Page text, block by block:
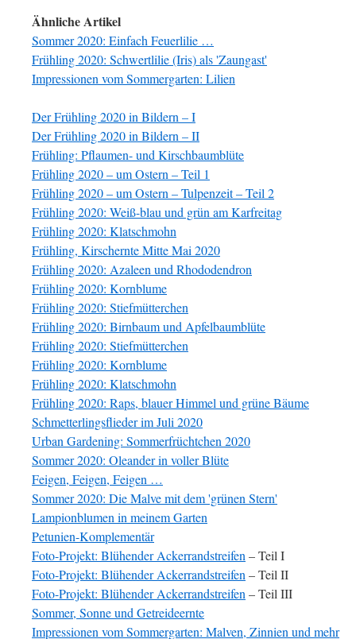
Ähnliche Artikel
Sommer 2020: Einfach Feuerlilie …
Frühling 2020: Schwertlilie (Iris) als 'Zaungast'
Impressionen vom Sommergarten: Lilien
Der Frühling 2020 in Bildern – I
Der Frühling 2020 in Bildern – II
Frühling: Pflaumen- und Kirschbaumblüte
Frühling 2020 – um Ostern – Teil 1
Frühling 2020 – um Ostern – Tulpenzeit – Teil 2
Frühling 2020: Weiß-blau und grün am Karfreitag
Frühling 2020: Klatschmohn
Frühling, Kirschernte Mitte Mai 2020
Frühling 2020: Azaleen und Rhododendron
Frühling 2020: Kornblume
Frühling 2020: Stiefmütterchen
Frühling 2020: Birnbaum und Apfelbaumblüte
Frühling 2020: Stiefmütterchen
Frühling 2020: Kornblume
Frühling 2020: Klatschmohn
Frühling 2020: Raps, blauer Himmel und grüne Bäume
Schmetterlingsflieder im Juli 2020
Urban Gardening: Sommerfrüchtchen 2020
Sommer 2020: Oleander in voller Blüte
Feigen, Feigen, Feigen …
Sommer 2020: Die Malve mit dem 'grünen Stern'
Lampionblumen in meinem Garten
Petunien-Komplementär
Foto-Projekt: Blühender Ackerrandstreifen – Teil I
Foto-Projekt: Blühender Ackerrandstreifen – Teil II
Foto-Projekt: Blühender Ackerrandstreifen – Teil III
Sommer, Sonne und Getreideernte
Impressionen vom Sommergarten: Malven, Zinnien und mehr